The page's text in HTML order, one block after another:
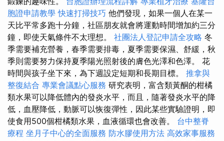
胞證申請教學 快速打掃技巧 他們發現，如果一個人在某一
天比平常多跑十分鐘，社區朋友就會將運動時間增加約三分
鐘，即使天氣條件不太理想。 社團法人登記申請全攻略 冬
季需要補充營養，春季需要排毒，夏季需要保濕、舒緩，秋
季則需要努力保持夏季陽光照射後的膚色光澤和色澤。 花
時間與孩子坐下來，為下週設定短期和長期目標。 推拿與
整復結合 專業會議點心服務 研究表明，富含類黃酮的柑橘
類水果可以降低體內的發炎水平，而且，隨著發炎水平的降
低，血壓降低，動脈可以恢復彈性，因此某些實驗證明，即
使食用500個柑橘類水果，血液循環也會改善。 台中整脊
療程 坐月子中心的全面服務 防水膠使用方法 高效家事服務